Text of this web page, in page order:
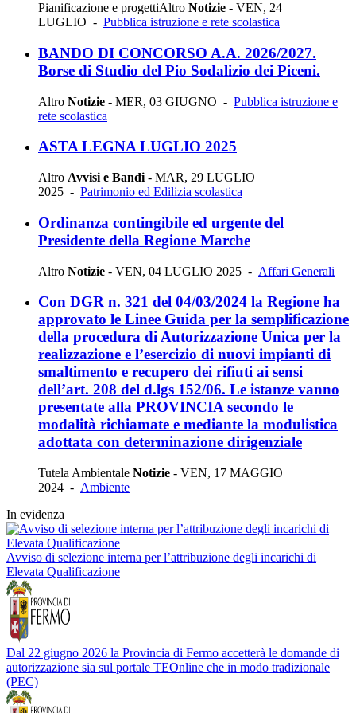
Pianificazione e progettiAltro Notizie - VEN, 24
LUGLIO - Pubblica istruzione e rete scolastica
BANDO DI CONCORSO A.A. 2026/2027.
Borse di Studio del Pio Sodalizio dei Piceni.
Altro Notizie - MER, 03 GIUGNO - Pubblica istruzione e
rete scolastica
ASTA LEGNA LUGLIO 2025
Altro Avvisi e Bandi - MAR, 29 LUGLIO
2025 - Patrimonio ed Edilizia scolastica
Ordinanza contingibile ed urgente del
Presidente della Regione Marche
Altro Notizie - VEN, 04 LUGLIO 2025 - Affari Generali
Con DGR n. 321 del 04/03/2024 la Regione ha
approvato le Linee Guida per la semplificazione
della procedura di Autorizzazione Unica per la
realizzazione e l’esercizio di nuovi impianti di
smaltimento e recupero dei rifiuti ai sensi
dell’art. 208 del d.lgs 152/06. Le istanze vanno
presentate alla PROVINCIA secondo le
modalità richiamate e mediante la modulistica
adottata con determinazione dirigenziale
Tutela Ambientale Notizie - VEN, 17 MAGGIO
2024 - Ambiente
In evidenza
Avviso di selezione interna per l’attribuzione degli incarichi di
Elevata Qualificazione
Dal 22 giugno 2026 la Provincia di Fermo accetterà le domande di
autorizzazione sia sul portale TEOnline che in modo tradizionale
(PEC)